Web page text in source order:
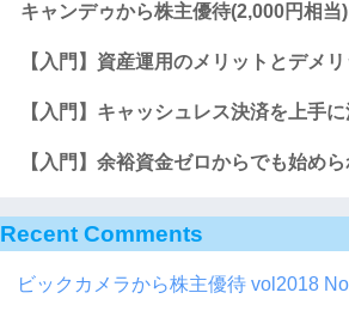
キャンデゥから株主優待(2,000円相当
【入門】資産運用のメリットとデメリ
【入門】キャッシュレス決済を上手
【入門】余裕資金ゼロからでも始め
Recent Comments
ビックカメラから株主優待 vol2018